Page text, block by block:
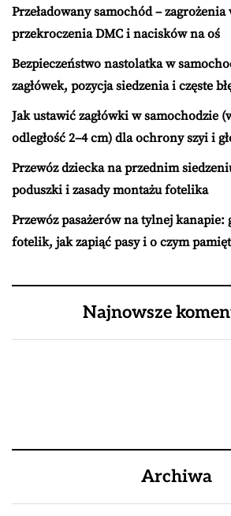
Przeładowany samochód –
przekroczenia DMC i nacisków na oś
Bezpieczeństwo nastolatka w
zagłówek, pozycja siedzenia i częste
Jak ustawić zagłówki w samochodzie
odległość 2–4 cm) dla ochrony szyi i
Przewóz dziecka na przednim
poduszki i zasady montażu fotelika
Przewóz pasażerów na tylnej kanapie:
fotelik, jak zapiąć pasy i o czym
Najnowsze
Archiwa